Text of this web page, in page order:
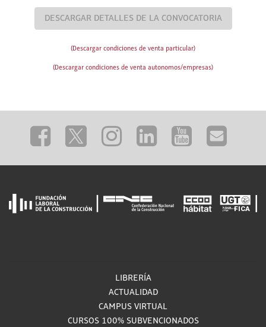
DESCARGAR DETALLES DE LA CONVOCATORIA
(Descargar condiciones de venta particular)
(Descargar condiciones de venta autonomos/empresas)
LIBRERÍA
ACTUALIDAD
CAMPUS VIRTUAL
CURSOS 100% SUBVENCIONADOS